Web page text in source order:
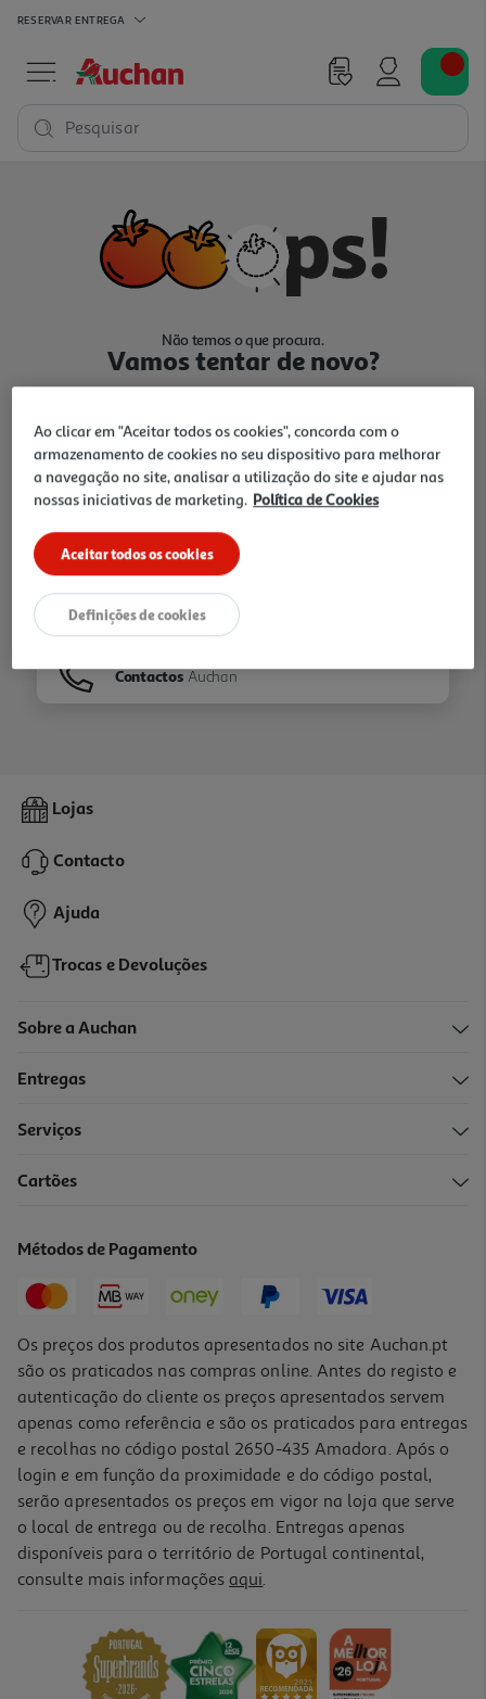
RESERVAR ENTREGA
Pesquisar
Não temos o que procura.
Vamos tentar de novo?
Ir para Homepage
Folhetos
Contactos Auchan
Lojas
Contacto
Ajuda
Trocas e Devoluções
Sobre a Auchan
Entregas
Serviços
Cartões
Métodos de Pagamento
Os preços dos produtos apresentados no site Auchan.pt
são os praticados nas compras online. Antes do registo e
autenticação do cliente os preços apresentados servem
apenas como referência e são os praticados para entregas
e recolhas no código postal 2650-435 Amadora. Após o
login e em função da proximidade e do código postal,
serão apresentados os preços em vigor na loja que serve
o local de entrega ou de recolha. Entregas apenas
disponíveis para o território de Portugal continental,
consulte mais informações aqui.
Ao clicar em "Aceitar todos os cookies", concorda com o
armazenamento de cookies no seu dispositivo para melhorar
a navegação no site, analisar a utilização do site e ajudar nas
nossas iniciativas de marketing. Política de Cookies
Aceitar todos os cookies
Definições de cookies